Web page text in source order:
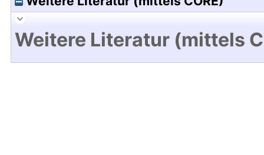
Weitere Literatur (mittels